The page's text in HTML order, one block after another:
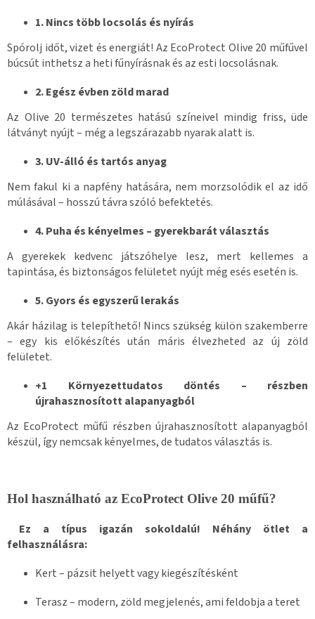
1. Nincs több locsolás és nyírás
Spórolj időt, vizet és energiát! Az EcoProtect Olive 20 műfűvel
búcsút inthetsz a heti fűnyírásnak és az esti locsolásnak.
2. Egész évben zöld marad
Az Olive 20 természetes hatású színeivel mindig friss, üde
látványt nyújt – még a legszárazabb nyarak alatt is.
3. UV-álló és tartós anyag
Nem fakul ki a napfény hatására, nem morzsolódik el az idő
múlásával – hosszú távra szóló befektetés.
4. Puha és kényelmes – gyerekbarát választás
A gyerekek kedvenc játszóhelye lesz, mert kellemes a
tapintása, és biztonságos felületet nyújt még esés esetén is.
5. Gyors és egyszerű lerakás
Akár házilag is telepíthető! Nincs szükség külön szakemberre
– egy kis előkészítés után máris élvezheted az új zöld
felületet.
+1 Környezettudatos döntés – részben
újrahasznosított alapanyagból
Az EcoProtect műfű részben újrahasznosított alapanyagból
készül, így nemcsak kényelmes, de tudatos választás is.
Hol használható az EcoProtect Olive 20 műfű?
Ez a típus igazán sokoldalú! Néhány ötlet a
felhasználásra:
Kert – pázsit helyett vagy kiegészítésként
Terasz – modern, zöld megjelenés, ami feldobja a teret